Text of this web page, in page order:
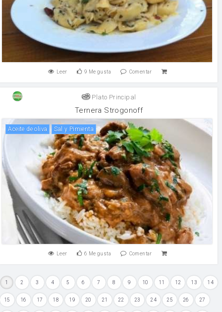
Leer 9 Me gusta Comentar
Plato Principal
Ternera Strogonoff
aceite de oliva Sal y Pimienta
Leer 6 Me gusta Comentar
1 2 3 4 5 6 7 8 9 10 11 12 13 14
15 16 17 18 19 20 21 22 23 24 25 26 27